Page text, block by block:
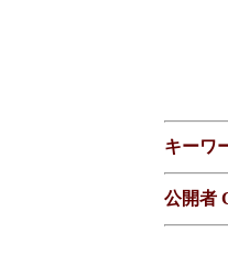
キーワ
公開者